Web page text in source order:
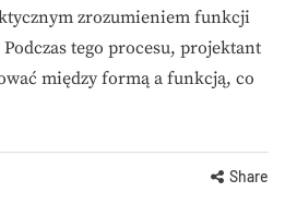
zrozumieniem funkcji
tego procesu, projektant
między formą a funkcją, co
Share